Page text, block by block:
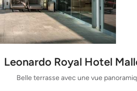
Leonardo Royal Hotel
Belle terrasse avec une vue